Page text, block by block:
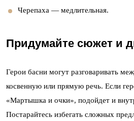
Черепаха — медлительная.
Придумайте сюжет и
Герои басни могут разговаривать
косвенную или прямую речь. Если
«Мартышка и очки», подойдет и
Постарайтесь избегать сложных